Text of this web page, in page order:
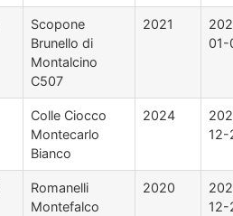
Scopone
Brunello di
Montalcino
C507
2021
01-
Colle Ciocco
Montecarlo
Bianco
2024
12-
Romanelli
Montefalco
2020
12-